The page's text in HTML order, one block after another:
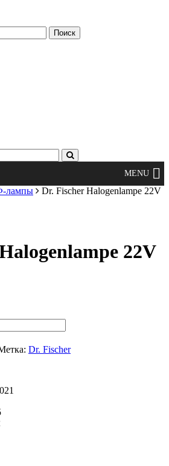
лампы
Dr. Fischer Halogenlampe 22V
22V
Dr. Fischer